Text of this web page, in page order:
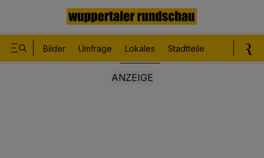
Bilder Umfrage Lokales Stadtteile